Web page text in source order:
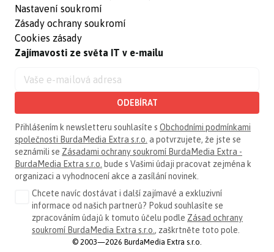
Nastavení soukromí
Zásady ochrany soukromí
Cookies zásady
Zajímavosti ze světa IT v e-mailu
ODEBÍRAT
Přihlášením k newsletteru souhlasíte s Obchodními podmínkami
společnosti BurdaMedia Extra s.r.o. a potvrzujete, že jste se
seznámili se Zásadami ochrany soukromí BurdaMedia Extra -
BurdaMedia Extra s.r.o. bude s Vašimi údaji pracovat zejména k
organizaci a vyhodnocení akce a zasílání novinek.
Chcete navíc dostávat i další zajímavé a exkluzivní
informace od našich partnerů? Pokud souhlasíte se
zpracováním údajů k tomuto účelu podle Zásad ochrany
soukromí BurdaMedia Extra s.r.o. , zaškrtněte toto pole.
© 2003—2026 BurdaMedia Extra s.r.o.